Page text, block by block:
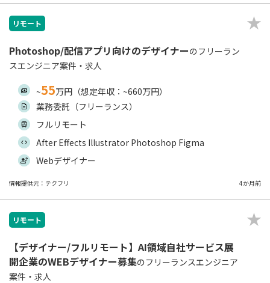
リモート
Photoshop/配信アプリ向けのデザイナーのフリーラン
スエンジニア案件・求人
~55万円（想定年収：~660万円）
業務委託（フリーランス）
フルリモート
After Effects Illustrator Photoshop Figma
Webデザイナー
情報提供元：テクフリ 4か月前
リモート
【デザイナー/フルリモート】AI領域自社サービス展
開企業のWEBデザイナー募集のフリーランスエンジニア
案件・求人